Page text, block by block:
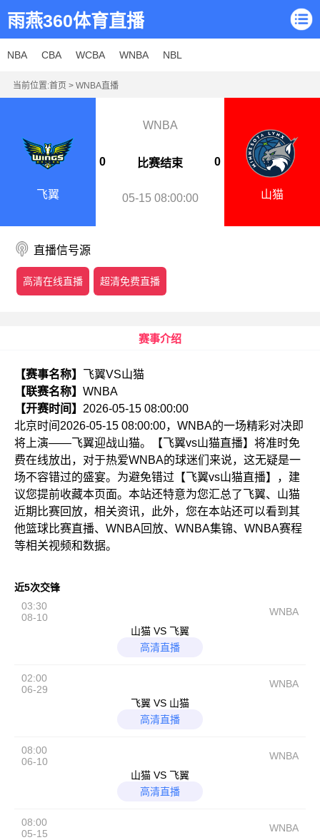
雨燕360体育直播
NBA CBA WCBA WNBA NBL
当前位置:首页 > WNBA直播
飞翼
WNBA
0 比赛结束 0
05-15 08:00:00 山猫
直播信号源
高清在线直播 超清免费直播
赛事介绍
【赛事名称】 飞翼VS山猫
【联赛名称】 WNBA
【开赛时间】 2026-05-15 08:00:00
北京时间2026-05-15 08:00:00，WNBA的一场精彩对决即
将上演——飞翼迎战山猫。【飞翼vs山猫直播】将准时免
费在线放出，对于热爱WNBA的球迷们来说，这无疑是一
场不容错过的盛宴。为避免错过【飞翼vs山猫直播】，建
议您提前收藏本页面。本站还特意为您汇总了飞翼、山猫
近期比赛回放，相关资讯，此外，您在本站还可以看到其
他篮球比赛直播、WNBA回放、WNBA集锦、WNBA赛程
等相关视频和数据。
近5次交锋
03:30
08-10
WNBA
山猫 VS 飞翼
高清直播
02:00
06-29
WNBA
飞翼 VS 山猫
高清直播
08:00
06-10
WNBA
山猫 VS 飞翼
高清直播
08:00
05-15
WNBA